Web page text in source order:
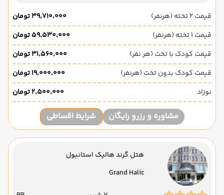
قیمت 2 تخته (هرنفر)
۳۹٬۷۱۰٬۰۰۰ تومان
قیمت 1 تخته (هرنفر)
۵۹٬۵۳۰٬۰۰۰ تومان
قیمت کودک با تخت (هر نفر)
۳۱٬۵۶۰٬۰۰۰ تومان
قیمت کودک بدون تخت (هرنفر)
۱۹٬۰۰۰٬۰۰۰ تومان
نوزاد
۲٬۵۰۰٬۰۰۰ تومان
مشاوره و رزرو رایگان شرایط اقساطی
هتل گرند هالیک استانبول
Grand Halic